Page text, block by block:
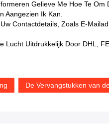
Gelieve Me Hoe Te
Aangezien Ik Kan.
Contactdetails, Zoals E-
Lucht Uitdrukkelijk Door DHL,
De Vervangstukken van